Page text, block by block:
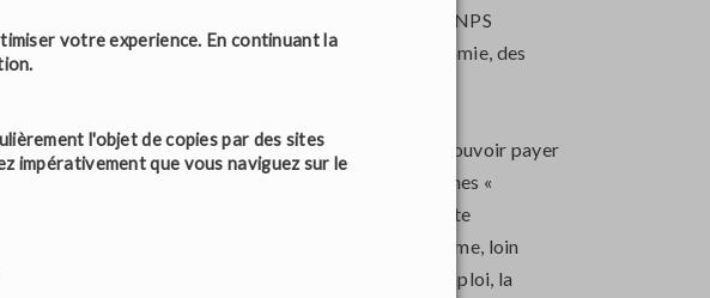
réglementation. La Répression des fraudes et le CNPS
mis en place par le Ministère de l’Économie, des
les choses, afin de permettre à leurs clients de pouvoir payer
qui a lancé en mars 2021 sa propre plateformes «
européenne. Huit mois après le lancement de cette
à elle seule 42.5% des plaintes sur la plateforme, loin
mais aussi des organismes publics comme Pôle Emploi, la
votre experience. En continuant la
l'objet de copies par des sites
impérativement que vous naviguez sur le